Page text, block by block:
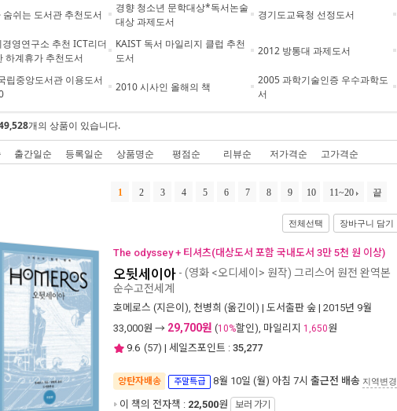
숨쉬는 도서관 추천도서
경향 청소년 문학대상*독서논술
대상 과제도서
경기도교육청 선정도서
영연구소 추천 ICT리더
하계휴가 추천도서
KAIST 독서 마일리지 클럽 추천
도서
2012 방통대 과제도서
립중앙도서관 이용도서
2010 시사인 올해의 책
2005 과학기술인증 우수과학도
서
개의 상품이 있습니다.
출간일순 등록일순 상품명순 평점순 리뷰순 저가격순 고가격순
1 2 3 4 5 6 7 8 9 10 11~20 끝
전체선택 장바구니 담기
The odyssey + 티셔츠(대상도서 포함 국내도서 3만 5천 원 이상)
오뒷세이아 - (영화 <오디세이> 원작) 그리스어 원전 완역본
순수고전세계
호메로스 (지은이), 천병희 (옮긴이) | 도서출판 숲 | 2015년 9월
33,000원 → 29,700원 (10%할인), 마일리지 1,650원
9.6 (57) | 세일즈포인트 : 35,277
양탄자배송 주말특급 8월 10일 (월) 아침 7시 출근전 배송 지역변경
이 책의 전자책 : 22,500원 보러 가기